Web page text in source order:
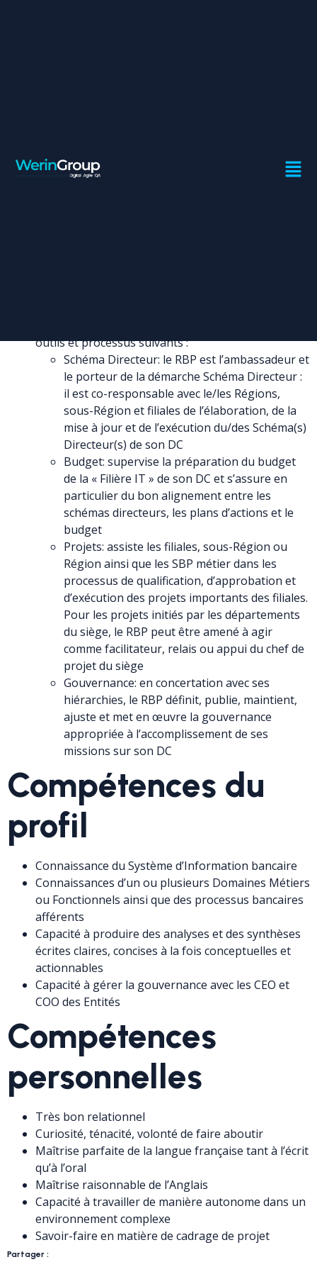
Contrat:Freelance
outils et processus suivants :
Schéma Directeur: le RBP est l’ambassadeur et
le porteur de la démarche Schéma Directeur :
il est co-responsable avec le/les Régions,
sous-Région et filiales de l’élaboration, de la
mise à jour et de l’exécution du/des Schéma(s)
Directeur(s) de son DC
Budget: supervise la préparation du budget
de la « Filière IT » de son DC et s’assure en
particulier du bon alignement entre les
schémas directeurs, les plans d’actions et le
budget
Projets: assiste les filiales, sous-Région ou
Région ainsi que les SBP métier dans les
processus de qualification, d’approbation et
d’exécution des projets importants des filiales.
Pour les projets initiés par les départements
du siège, le RBP peut être amené à agir
comme facilitateur, relais ou appui du chef de
projet du siège
Gouvernance: en concertation avec ses
hiérarchies, le RBP définit, publie, maintient,
ajuste et met en œuvre la gouvernance
appropriée à l’accomplissement de ses
missions sur son DC
Compétences du
profil
Connaissance du Système d’Information bancaire
Connaissances d’un ou plusieurs Domaines Métiers
ou Fonctionnels ainsi que des processus bancaires
afférents
Capacité à produire des analyses et des synthèses
écrites claires, concises à la fois conceptuelles et
actionnables
Capacité à gérer la gouvernance avec les CEO et
COO des Entités
Compétences
personnelles
Très bon relationnel
Curiosité, ténacité, volonté de faire aboutir
Maîtrise parfaite de la langue française tant à l’écrit
qu’à l’oral
Maîtrise raisonnable de l’Anglais
Capacité à travailler de manière autonome dans un
environnement complexe
Savoir-faire en matière de cadrage de projet
Partager :